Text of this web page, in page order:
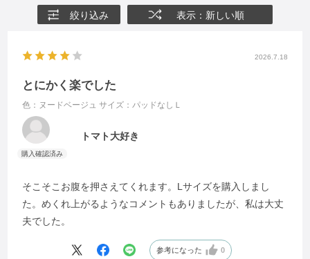
絞り込み 表示：新しい順
2026.7.18
とにかく楽でした
色：ヌードベージュ サイズ：パッドなしＬ
トマト大好き
そこそこお腹を押さえてくれます。Lサイズを購入しまし
た。めくれ上がるようなコメントもありましたが、私は大丈
夫でした。
参考になった 0